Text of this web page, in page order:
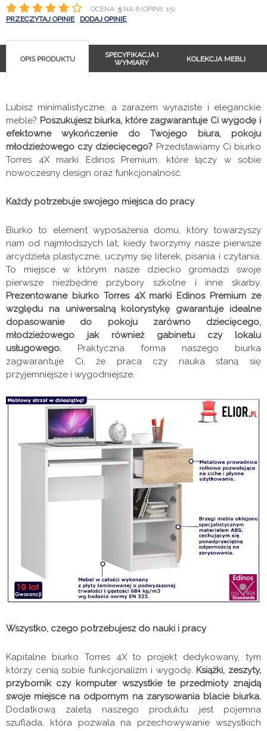
OCENA: 5NA 6 (OPINII: 15)
PRZECZYTAJ OPINIE
DODAJ OPINIĘ
OPIS PRODUKTU
SPECYFIKACJA I
WYMIARY
KOLEKCJA MEBLI
Lubisz minimalistyczne, a zarazem wyraziste i eleganckie
meble? Poszukujesz biurka, które zagwarantuje Ci wygodę i
efektowne wykończenie do Twojego biura, pokoju
młodzieżowego czy dziecięcego? Przedstawiamy Ci biurko
Torres 4X marki Edinos Premium, które łączy w sobie
nowoczesny design oraz funkcjonalność.
Każdy potrzebuje swojego miejsca do pracy
Biurko to element wyposażenia domu, który towarzyszy
nam od najmłodszych lat, kiedy tworzymy nasze pierwsze
arcydzieła plastyczne, uczymy się literek, pisania i czytania.
To miejsce w którym nasze dziecko gromadzi swoje
pierwsze niezbędne przybory szkolne i inne skarby.
Prezentowane biurko Torres 4X marki Edinos Premium ze
względu na uniwersalną kolorystykę gwarantuje idealne
dopasowanie do pokoju zarówno dziecięcego,
młodzieżowego jak również gabinetu czy lokalu
usługowego. Praktyczna forma naszego biurka
zagwarantuje Ci, że praca czy nauka staną się
przyjemniejsze i wygodniejsze.
Wszystko, czego potrzebujesz do nauki i pracy
Kapitalne biurko Torres 4X to projekt dedykowany, tym
którzy cenią sobie funkcjonalizm i wygodę. Książki, zeszyty,
przybornik czy komputer wszystkie te przedmioty znajdą
swoje miejsce na odpornym na zarysowania blacie biurka.
Dodatkową zaletą naszego produktu jest pojemna
szuflada, która pozwala na przechowywanie wszystkich